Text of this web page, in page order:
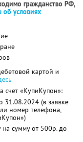
гражданство РФ,
об условиях
картой и
счет «КупиКупон»:
31.08.2024 (в заявке
номер телефона,
на сумму от 500р. до